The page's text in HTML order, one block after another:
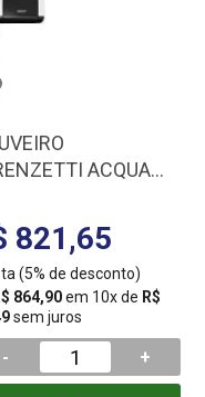
ACQUA
821,65
(5% de desconto)
864,90em 10x de R$
sem juros
- +